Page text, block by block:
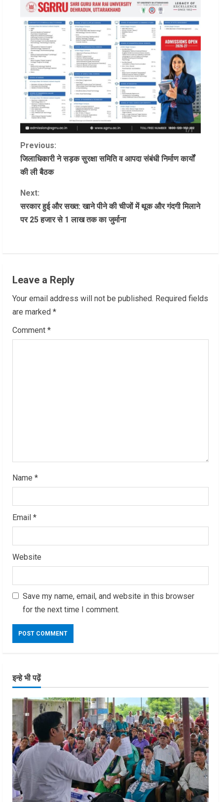
C
o
n
t
e
R
e
Previous:
जिलाधिकारी ने सड़क सुरक्षा समिति व आपदा संबंधी निर्माण कार्यों
की ली बैठक
Next:
सरकार हुई और सख्त: खाने पीने की चीजों में थूक और गंदगी मिलाने
पर 25 हजार से 1 लाख तक का जुर्माना
Leave a Reply
Your email address will not be published. Required fields
are marked *
Comment *
Name *
Email *
Website
Save my name, email, and website in this browser
for the next time I comment.
इन्हे भी पढ़ें